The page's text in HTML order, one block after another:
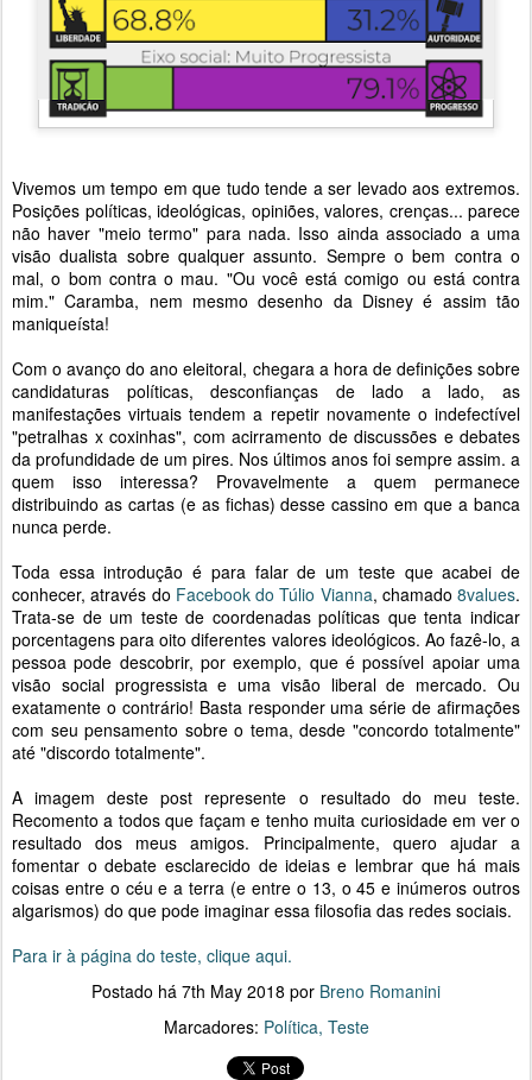
Vivemos um tempo em que tudo tende a ser levado aos extremos.
Posições políticas, ideológicas, opiniões, valores, crenças... parece
não haver "meio termo" para nada. Isso ainda associado a uma
visão dualista sobre qualquer assunto. Sempre o bem contra o
mal, o bom contra o mau. "Ou você está comigo ou está contra
mim." Caramba, nem mesmo desenho da Disney é assim tão
maniqueísta!
Com o avanço do ano eleitoral, chegara a hora de definições sobre
candidaturas políticas, desconfianças de lado a lado, as
manifestações virtuais tendem a repetir novamente o indefectível
"petralhas x coxinhas", com acirramento de discussões e debates
da profundidade de um pires. Nos últimos anos foi sempre assim. a
quem isso interessa? Provavelmente a quem permanece
distribuindo as cartas (e as fichas) desse cassino em que a banca
nunca perde.
Toda essa introdução é para falar de um teste que acabei de
conhecer, através do Facebook do Túlio Vianna, chamado 8values.
Trata-se de um teste de coordenadas políticas que tenta indicar
porcentagens para oito diferentes valores ideológicos. Ao fazê-lo, a
pessoa pode descobrir, por exemplo, que é possível apoiar uma
visão social progressista e uma visão liberal de mercado. Ou
exatamente o contrário! Basta responder uma série de afirmações
com seu pensamento sobre o tema, desde "concordo totalmente"
até "discordo totalmente".
A imagem deste post represente o resultado do meu teste.
Recomento a todos que façam e tenho muita curiosidade em ver o
resultado dos meus amigos. Principalmente, quero ajudar a
fomentar o debate esclarecido de ideias e lembrar que há mais
coisas entre o céu e a terra (e entre o 13, o 45 e inúmeros outros
algarismos) do que pode imaginar essa filosofia das redes sociais.
Para ir à página do teste, clique aqui.
Postado há 7th May 2018 por Breno Romanini
Marcadores: Política Teste